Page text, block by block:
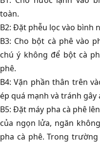
toàn.
B2: Đặt phễu lọc vào bình
B3: Cho bột cà phê vào
chú ý không để bột cà
phê.
B4: Vặn phần thân trên
ép quá mạnh và tránh gây
B5: Đặt máy pha cà phê
của ngọn lửa, ngăn
pha cà phê. Trong